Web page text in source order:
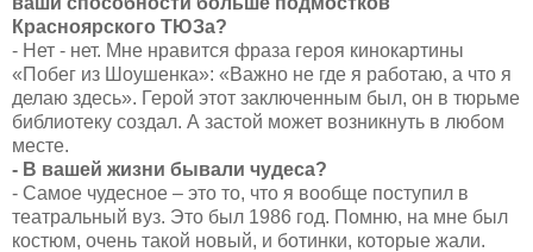
Красноярского ТЮЗа?
- Нет - нет. Мне нравится фраза героя кинокартины
«Побег из Шоушенка»: «Важно не где я работаю, а что я
делаю здесь». Герой этот заключенным был, он в тюрьме
библиотеку создал. А застой может возникнуть в любом
месте.
- В вашей жизни бывали чудеса?
- Самое чудесное – это то, что я вообще поступил в
театральный вуз. Это был 1986 год. Помню, на мне был
костюм, очень такой новый, и ботинки, которые жали.